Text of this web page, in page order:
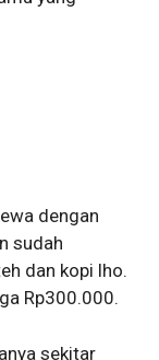
dengan
sudah
dan kopi lho.
Rp300.000.
sekitar